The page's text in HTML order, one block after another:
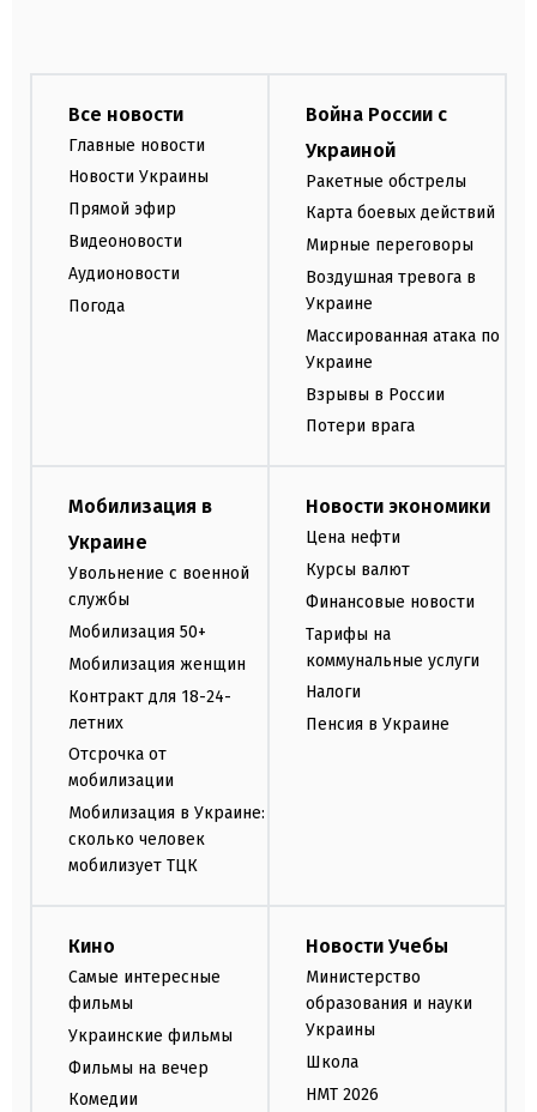
Все новости
Главные новости
Новости Украины
Прямой эфир
Видеоновости
Аудионовости
Погода
Война России с
Украиной
Ракетные обстрелы
Карта боевых действий
Мирные переговоры
Воздушная тревога в
Украине
Массированная атака по
Украине
Взрывы в России
Потери врага
Мобилизация в
Украине
Увольнение с военной
службы
Мобилизация 50+
Мобилизация женщин
Контракт для 18-24-
летних
Отсрочка от
мобилизации
Мобилизация в Украине:
сколько человек
мобилизует ТЦК
Новости экономики
Цена нефти
Курсы валют
Финансовые новости
Тарифы на
коммунальные услуги
Налоги
Пенсия в Украине
Кино
Самые интересные
фильмы
Украинские фильмы
Фильмы на вечер
Комедии
Новости Учебы
Министерство
образования и науки
Украины
Школа
НМТ 2026